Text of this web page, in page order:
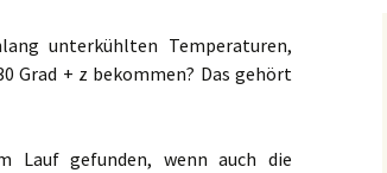
unterkühlten Temperaturen,
Grad + z bekommen? Das gehört
Lauf gefunden, wenn auch die